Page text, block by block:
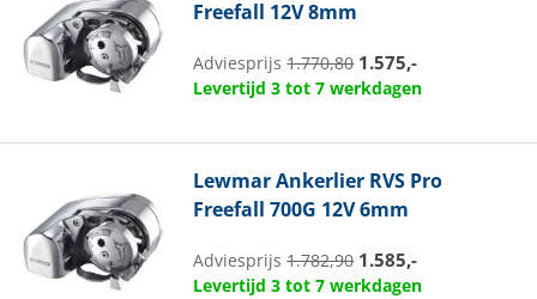
Freefall 12V 8mm
Adviesprijs1.770,80 1.575,-
Levertijd 3 tot 7 werkdagen
LewmarAnkerlier RVS Pro
Freefall 700G 12V 6mm
Adviesprijs1.782,90 1.585,-
Levertijd 3 tot 7 werkdagen